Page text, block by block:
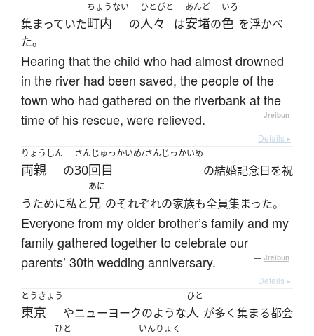
集まっていた
ちょうない
町内 の
ひとびと
人々 は
あんど
安堵の
いろ
色 を浮かべ
た。
Hearing that the child who had almost drowned
in the river had been saved, the people of the
town who had gathered on the riverbank at the
time of his rescue, were relieved.
— Jreibun
Details ▸
りょうしん
両親 の
さんじゅっかいめ/さんじっかいめ
30回目 の結婚記念日を祝
うために私と
あに
兄 のそれぞれの家族も全員集まった。
Everyone from my older brother’s family and my
family gathered together to celebrate our
parents’ 30th wedding anniversary.
— Jreibun
Details ▸
とうきょう
東京 やニューヨークのような
ひと
人 が多く集まる都会
ひと いんりょく